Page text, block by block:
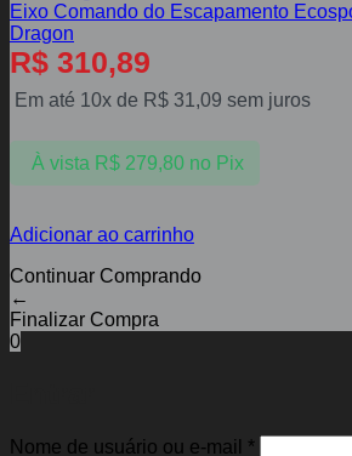
Eixo Comando do Escapamento
Dragon
R$ 310,89
Em até 10x de R$ 31,09 sem juros
À vista R$279,80 no Pix
Adicionar ao carrinho
Continuar Comprando
←
Finalizar Compra
0
Nome de usuário ou e-mail *Obrigatório